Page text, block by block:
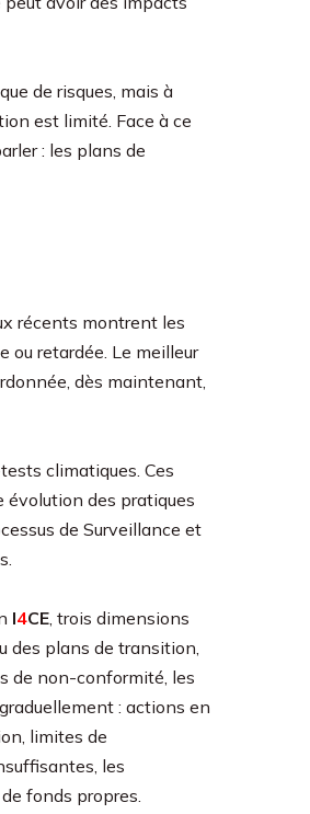
de risques, mais à
est limité. Face à ce
: les plans de
récents montrent les
ou retardée. Le meilleur
dès maintenant,
climatiques. Ces
évolution des pratiques
de Surveillance et
I4CE, trois dimensions
des plans de transition,
de non-conformité, les
: actions en
limites de
les
fonds propres.